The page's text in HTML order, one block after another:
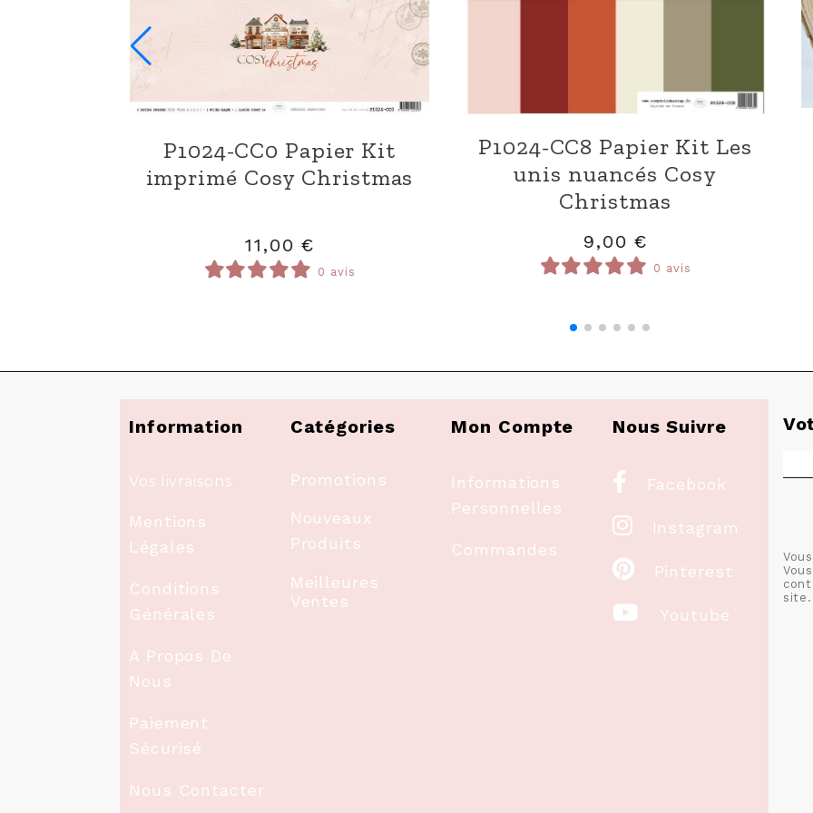
T1024-SA279 Tampons
Lettre au Père Noël
0 avis
D1024-DI85 Dies Boîte
angles arrondis
0 avis
Information
Vos livraisons
Mentions
Légales
Conditions
Générales
A Propos De
Nous
Paiement
Sécurisé
Nous Contacter
Catégories
Promotions
Nouveaux
Produits
Meilleures
Ventes
Mon Compte
Informations
Personnelles
Commandes
Nous Suivre
 Facebook
 Instagram
 Pinterest
 Youtube
site.